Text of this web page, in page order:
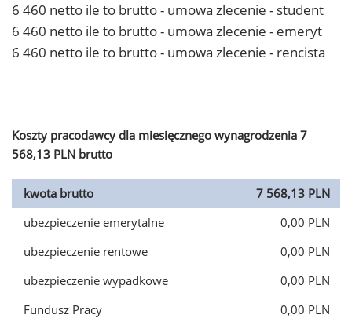
6 460 netto ile to brutto - umowa zlecenie - student
6 460 netto ile to brutto - umowa zlecenie - emeryt
6 460 netto ile to brutto - umowa zlecenie - rencista
Koszty pracodawcy dla miesięcznego wynagrodzenia 7
568,13 PLN brutto
kwota brutto
7 568,13 PLN
ubezpieczenie emerytalne
0,00 PLN
ubezpieczenie rentowe
0,00 PLN
ubezpieczenie wypadkowe
0,00 PLN
Fundusz Pracy
0,00 PLN